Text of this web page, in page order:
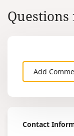
Contact
Consulate of
Emirates in
Add